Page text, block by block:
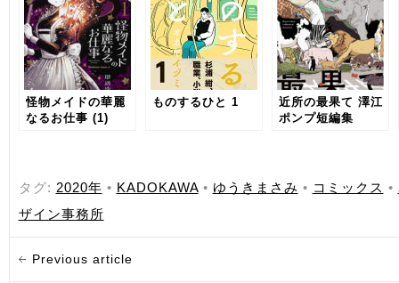
怪物メイドの華麗
なるお仕事 (1)
ものするひと 1
近所の最果て 澤江
ポンプ短編集
タグ: 2020年 • KADOKAWA• ゆうきまさみ • コミックス •
ザイン事務所
Previous article